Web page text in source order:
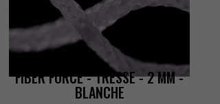
FIBERFORCE-TRESSE-2MM-
BLANCHE